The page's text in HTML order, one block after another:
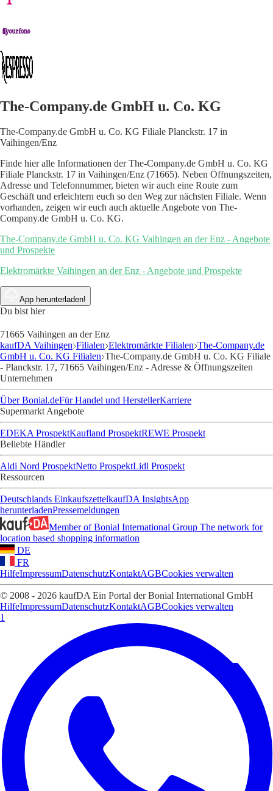
The-Company.de GmbH u. Co. KG
The-Company.de GmbH u. Co. KG Filiale Planckstr. 17 in
Vaihingen/Enz
Finde hier alle Informationen der The-Company.de GmbH u. Co. KG
Filiale Planckstr. 17 in Vaihingen/Enz (71665). Neben Öffnungszeiten,
Adresse und Telefonnummer, bieten wir auch eine Route zum
Geschäft und erleichtern euch so den Weg zur nächsten Filiale. Wenn
vorhanden, zeigen wir euch auch aktuelle Angebote von The-
Company.de GmbH u. Co. KG.
The-Company.de GmbH u. Co. KG Vaihingen an der Enz - Angebote
und Prospekte
Elektromärkte Vaihingen an der Enz - Angebote und Prospekte
App herunterladen!
Du bist hier
71665 Vaihingen an der Enz
kaufDA Vaihingen Filialen Elektromärkte Filialen The-Company.de
GmbH u. Co. KG Filialen The-Company.de GmbH u. Co. KG Filiale
- Planckstr. 17, 71665 Vaihingen/Enz - Adresse & Öffnungszeiten
Unternehmen
Über Bonial.deFür Handel und HerstellerKarriere
Supermarkt Angebote
EDEKA ProspektKaufland ProspektREWE Prospekt
Beliebte Händler
Aldi Nord ProspektNetto ProspektLidl Prospekt
Ressourcen
Deutschlands EinkaufszettelkaufDA InsightsApp
herunterladenPressemeldungen
Member of Bonial International Group The network for
location based shopping information
DE
FR
HilfeImpressumDatenschutzKontaktAGBCookies verwalten
© 2008 - 2026 kaufDA Ein Portal der Bonial International GmbH
HilfeImpressumDatenschutzKontaktAGBCookies verwalten
1